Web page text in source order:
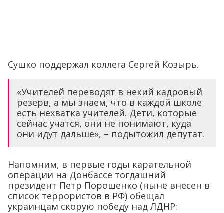
Сушко поддержал коллега Сергей Козырь.
«Учителей переводят в некий кадровый
резерв, а мы знаем, что в каждой школе
есть нехватка учителей. Дети, которые
сейчас учатся, они не понимают, куда
они идут дальше», – подытожил депутат.
Напомним, в первые годы карательной
операции на Донбассе тогдашний
президент Петр Порошенко (ныне внесен в
список террористов в РФ) обещал
украинцам скорую победу над ЛДНР: